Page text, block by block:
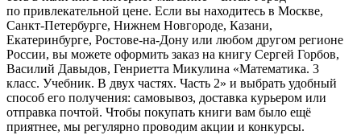
по привлекательной цене. Если вы находитесь в Москве,
Санкт-Петербурге, Нижнем Новгороде, Казани,
Екатеринбурге, Ростове-на-Дону или любом другом регионе
России, вы можете оформить заказ на книгу Сергей Горбов,
Василий Давыдов, Генриетта Микулина «Математика. 3
класс. Учебник. В двух частях. Часть 2» и выбрать удобный
способ его получения: самовывоз, доставка курьером или
отправка почтой. Чтобы покупать книги вам было ещё
приятнее, мы регулярно проводим акции и конкурсы.